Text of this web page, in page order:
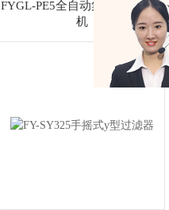
FYGL-PE5全自动集束管式过滤
机